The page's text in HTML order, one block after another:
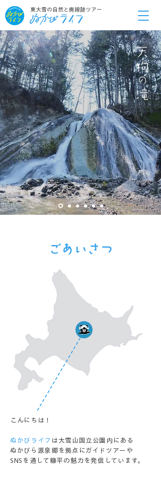
東大雪の自然と廃線跡ツアー
天狗
の
滝
ごあいさつ
こんにちは！
ぬかびライフ は大雪山国立公園内にある
ぬかびら源泉郷を拠点にガイドツアーや
SNSを通して糠平の魅力を発信しています。